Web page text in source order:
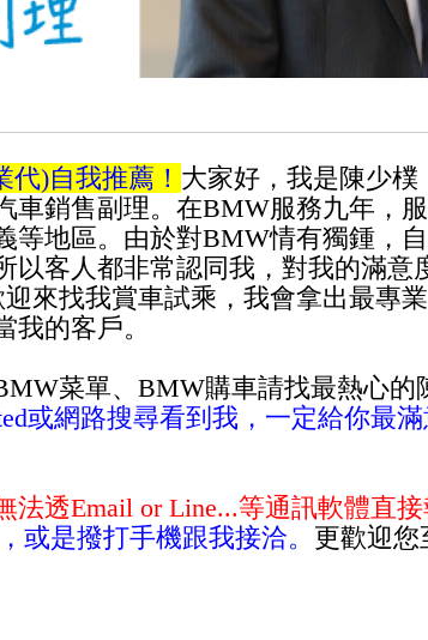
代)自我推薦！ 大家好，我是陳少
車銷售副理。在BMW服務九年，
等地區。由於對BMW情有獨鍾，
以客人都非常認同我，對我的滿意
來找我賞車試乘，我會拿出最專
我的客戶。
菜單、BMW購車請找最熱心的
或網路搜尋看到我，一定給你最
法透Email or Line...等通訊軟體直
或是撥打手機跟我接洽。 更歡迎您